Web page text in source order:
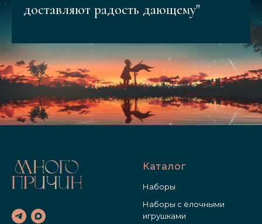
доставляют радость дающему"
Каталог
Наборы
Наборы с ёлочными
игрушками